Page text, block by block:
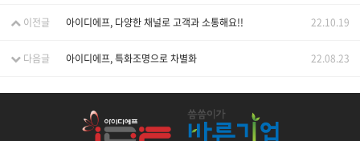
이전글 아이디에프, 다양한 채널로 고객과 소통해요!! 22.10.19
다음글 아이디에프, 특화조명으로 차별화 22.08.23